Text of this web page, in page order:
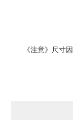
《注意》尺寸